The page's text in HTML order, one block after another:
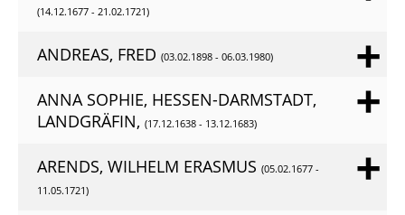
(14.12.1677 - 21.02.1721)
ANDREAS, FRED (03.02.1898 - 06.03.1980)
ANNA SOPHIE, HESSEN-DARMSTADT,
LANDGRÄFIN, (17.12.1638 - 13.12.1683)
ARENDS, WILHELM ERASMUS (05.02.1677 -
11.05.1721)